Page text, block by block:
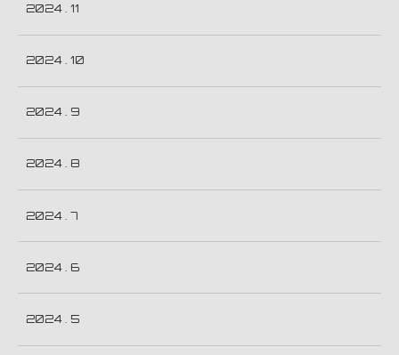
2024 . 11
2024 . 10
2024 . 9
2024 . 8
2024 . 7
2024 . 6
2024 . 5